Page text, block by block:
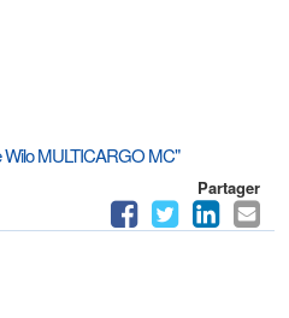
Wilo MULTICARGO MC"
Partager